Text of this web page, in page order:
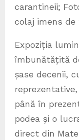
carantineii;
colaj imens de
Expoziția
îmbunătățită
șase decenii,
până în
podea și o
direct din